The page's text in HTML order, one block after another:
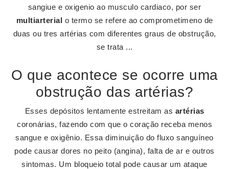
sangiue e oxigenio ao musculo cardiaco, por ser
multiarterial o termo se refere ao comprometimeno de
duas ou tres artérias com diferentes graus de obstrução,
se trata ...
O que acontece se ocorre uma
obstrução das artérias?
Esses depósitos lentamente estreitam as artérias
coronárias, fazendo com que o coração receba menos
sangue e oxigênio. Essa diminuição do fluxo sanguíneo
pode causar dores no peito (angina), falta de ar e outros
sintomas. Um bloqueio total pode causar um ataque